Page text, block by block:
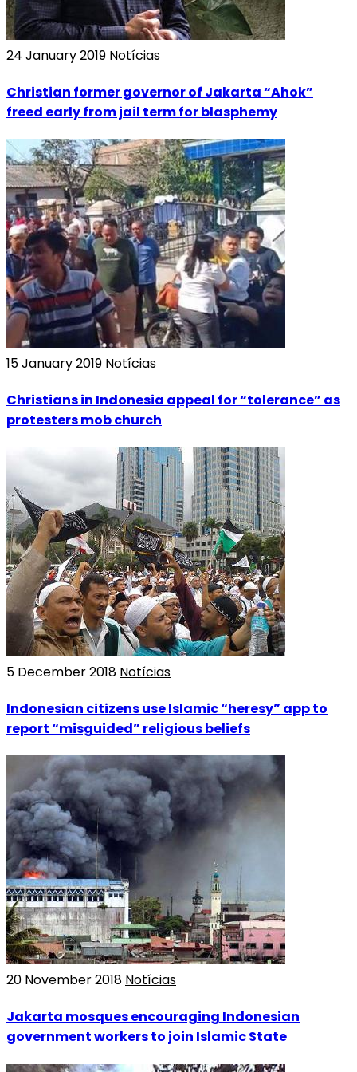
24 January 2019 Notícias
Christian former governor of Jakarta “Ahok”
freed early from jail term for blasphemy
15 January 2019 Notícias
Christians in Indonesia appeal for “tolerance” as
protesters mob church
5 December 2018 Notícias
Indonesian citizens use Islamic “heresy” app to
report “misguided” religious beliefs
20 November 2018 Notícias
Jakarta mosques encouraging Indonesian
government workers to join Islamic State